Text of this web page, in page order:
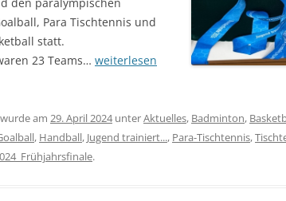
Para Tischtennis und
statt.
23 Teams… weiterlesen
am 29. April 2024unterAktuelles, Badminton,
, Handball, Jugend trainiert..., Para-Tischtennis,
024_Frühjahrsfinale.